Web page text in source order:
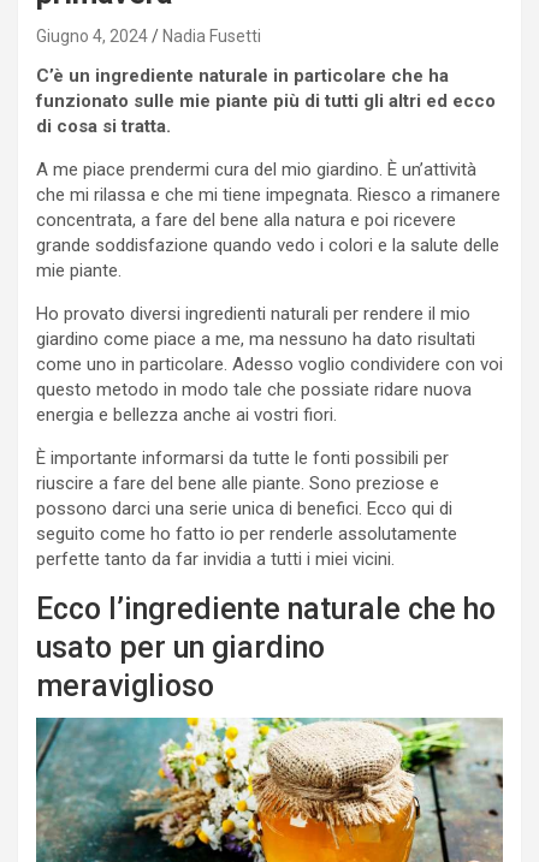
Giugno 4, 2024 Nadia Fusetti
C’è un ingrediente naturale in particolare che ha
funzionato sulle mie piante più di tutti gli altri ed ecco
di cosa si tratta.
A me piace prendermi cura del mio giardino. È un’attività
che mi rilassa e che mi tiene impegnata. Riesco a rimanere
concentrata, a fare del bene alla natura e poi ricevere
grande soddisfazione quando vedo i colori e la salute delle
mie piante.
Ho provato diversi ingredienti naturali per rendere il mio
giardino come piace a me, ma nessuno ha dato risultati
come uno in particolare. Adesso voglio condividere con voi
questo metodo in modo tale che possiate ridare nuova
energia e bellezza anche ai vostri fiori.
È importante informarsi da tutte le fonti possibili per
riuscire a fare del bene alle piante. Sono preziose e
possono darci una serie unica di benefici. Ecco qui di
seguito come ho fatto io per renderle assolutamente
perfette tanto da far invidia a tutti i miei vicini.
Ecco l’ingrediente naturale che ho
usato per un giardino
meraviglioso